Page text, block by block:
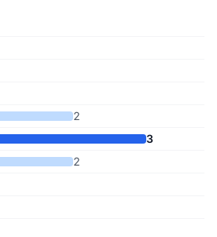
publicados por mês, somando
2
3
2